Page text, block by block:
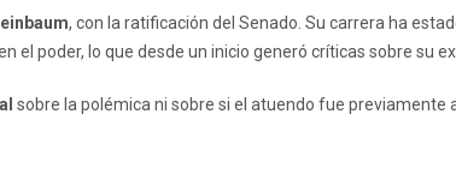
, con la ratificación del Senado. Su carrera ha
poder, lo que desde un inicio generó críticas sobre su
sobre la polémica ni sobre si el atuendo fue previamente